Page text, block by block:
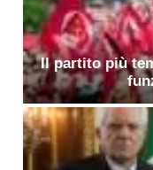
Il partito più